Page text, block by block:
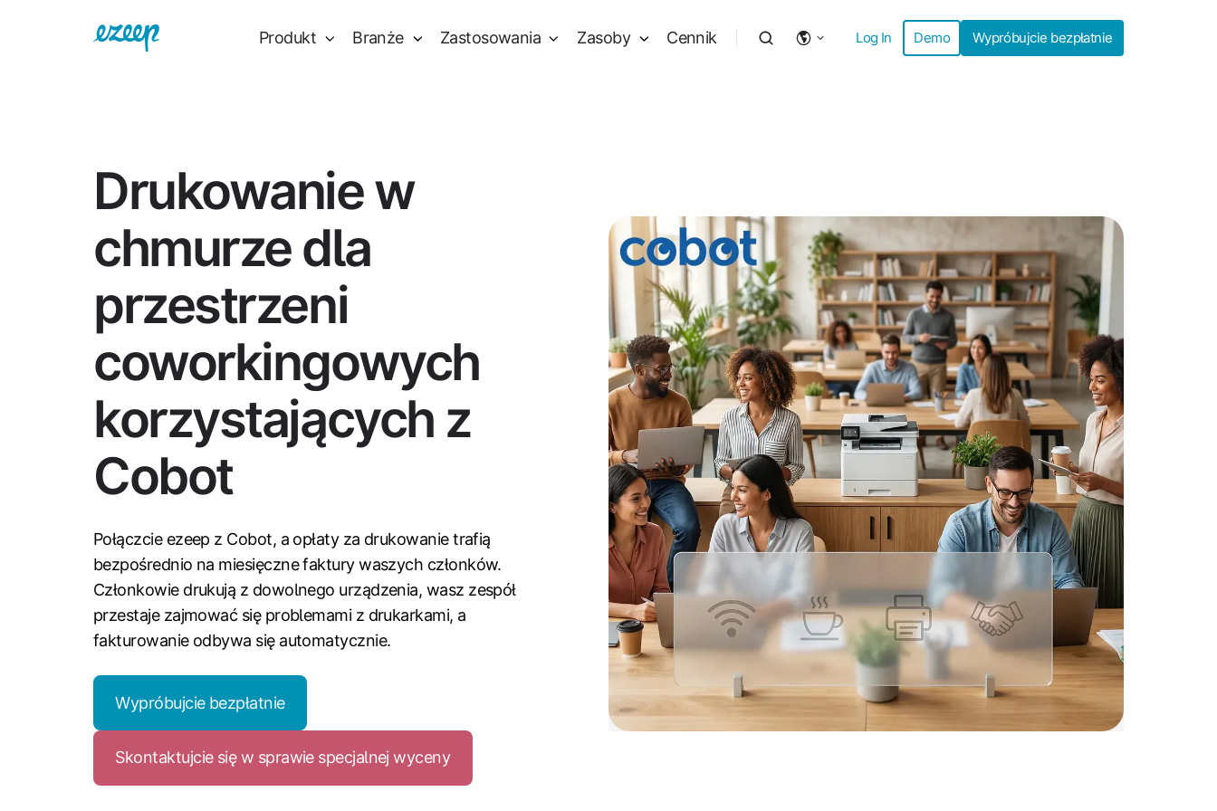
Produkt Branże Zastosowania Zasoby Cennik Log In Demo Wypróbujcie bezpłatnie
Drukowanie w
chmurze dla
przestrzeni
coworkingowych
korzystających z
Cobot
Połączcie ezeep z Cobot, a opłaty za drukowanie trafią
bezpośrednio na miesięczne faktury waszych członków.
Członkowie drukują z dowolnego urządzenia, wasz zespół
przestaje zajmować się problemami z drukarkami, a
fakturowanie odbywa się automatycznie.
Wypróbujcie bezpłatnie
Skontaktujcie się w sprawie specjalnej wyceny